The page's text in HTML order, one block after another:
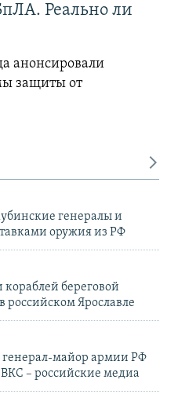
Реально ли
анонсировали
защиты от
генералы и
оружия из РФ
береговой
Ярославле
генерал-майор армии РФ
– российские медиа